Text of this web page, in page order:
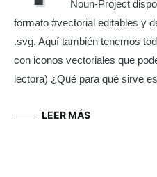
Noun-Project
formato #vectorial editables y
.svg. Aquí también tenemos
con iconos vectoriales que
lectora) ¿Qué para qué sirve
LEER MÁS